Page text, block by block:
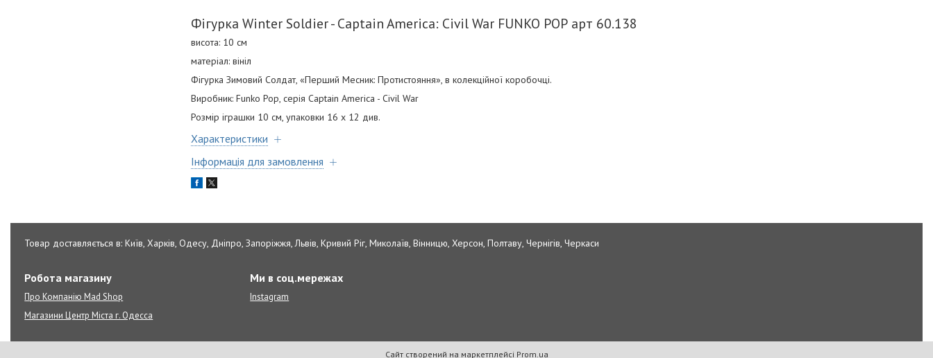
Фігурка Winter Soldier - Captain America: Civil War FUNKO РОР арт 60.138
висота: 10 см
матеріал: вініл
Фігурка Зимовий Солдат, «Перший Месник: Протистояння», в колекційної коробочці.
Виробник: Funko Pop, серія Captain America - Civil War
Розмір іграшки 10 см, упаковки 16 х 12 див.
Характеристики
Інформація для замовлення
Товар доставляється в: Київ, Харків, Одесу, Дніпро, Запоріжжя, Львів, Кривий Ріг, Миколаїв, Вінницю, Херсон, Полтаву, Чернігів, Черкаси
Робота магазину
Про Компанію Mad Shop
Магазини Центр Міста г. Одесса
Ми в соц.мережах
Instagram
Сайт створений на маркетплейсі Prom.ua